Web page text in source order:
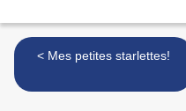
< Mes petites starlettes!